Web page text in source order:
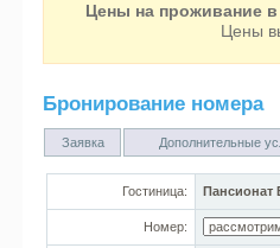
Цены на проживание в
Цены
Бронирование номера
Заявка Дополнительные
Гостиница: Пансионат
Номер: